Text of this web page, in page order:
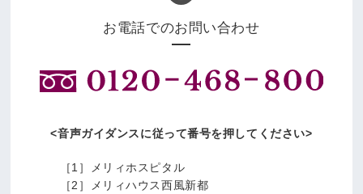
お電話でのお問い合わせ
音声ガイダンスに従って番号を押してください
［1］メリィホスピタル
［2］メリィハウス西風新都